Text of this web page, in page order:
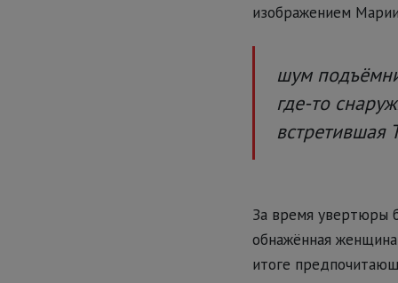
изображением
шум
где-то
встретившая
За время увертюры
обнажённая
итоге